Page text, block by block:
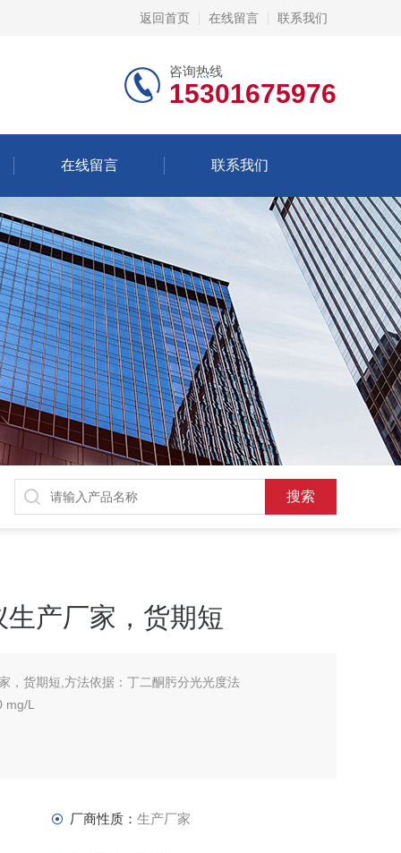
返回首页 在线留言 联系我们
咨询热线
15301675976
在线留言 联系我们
产厂家，货期短
，货期短,方法依据：丁二酮肟分光光度法
L
厂商性质： 生产厂家